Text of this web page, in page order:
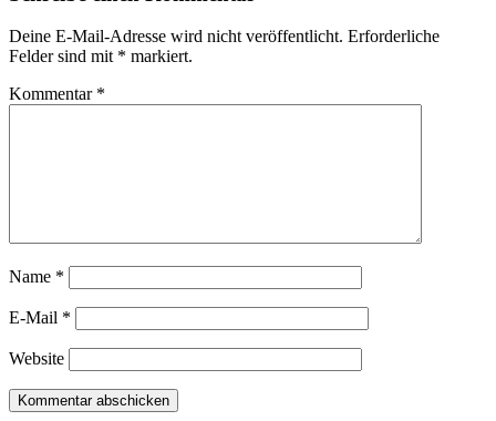
Deine E-Mail-Adresse wird nicht veröffentlicht. Erforderliche
Felder sind mit * markiert.
Kommentar *
Name *
E-Mail *
Website